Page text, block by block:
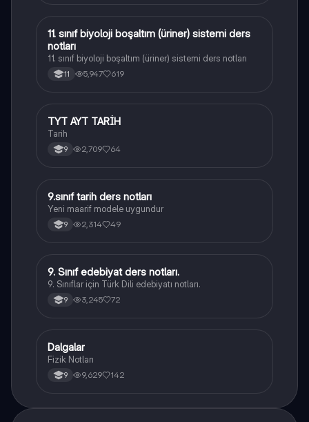
Biyoloji
11. sınıf biyoloji boşaltım (üriner) sistemi ders
notları
11. sınıf biyoloji boşaltım (üriner) sistemi ders notları
11 5,947 619
Tarih
TYT AYT TARİH
Tarih
9 2,709 64
Tarih
9.sınıf tarih ders notları
Yeni maarif modele uygundur
9 2,314 49
Türk Dili ve Edebiyatı
9. Sınıf edebiyat ders notları.
9. Sınıflar için Türk Dili edebiyatı notları.
9 3,245 72
Fizik
Dalgalar
Fizik Notları
9 9,629 142